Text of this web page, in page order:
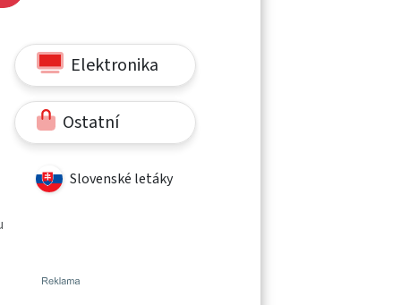
Elektronika
Ostatní
Slovenské letáky